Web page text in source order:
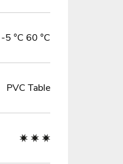
-5 °C 60 °C
PVC Table